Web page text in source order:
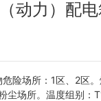
动力）配
危险场所：1区、2区
尘场所。温度组别：